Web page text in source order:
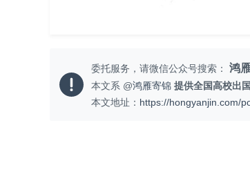
委托服务，请微信公众号搜索： 鸿
本文系 @鸿雁寄锦 提供全国高校出
本文地址： https://hongyanjin.com/